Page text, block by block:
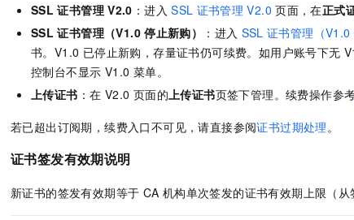
SSL 证书管理 V2.0 ：进入 SSL 证书管理 V2.0 页面，在正式
SSL 证书管理（V1.0 停止新购） ：进入 SSL 证书管理（V1.0
书。V1.0 已停止新购，存量证书仍可续费。如用户账号下无
控制台不显示 V1.0 菜单。
上传证书 ：在 V2.0 页面的 上传证书页签下管理。续费操作参
若已超出订阅期，续费入口不可见，请直接参阅证书过期处理 。
证书签发有效期说明
新证书的签发有效期等于 CA 机构单次签发的证书有效期上限（从
千问AI平台-模型体验
在线体验全尺寸、多种模态的模型效果
Happy 系列大模型
新一代 AI 视频生成模型，深度适配广告营销等场景
大模型服务平台百炼-智能体
灵活可视化地构建企业级 Agent
大模型解决方案
快速部署 Dify，高效搭建 AI 应用
开发者生态解决方案
AI 开发和 AI 应用解决方案
400电话
广告营销